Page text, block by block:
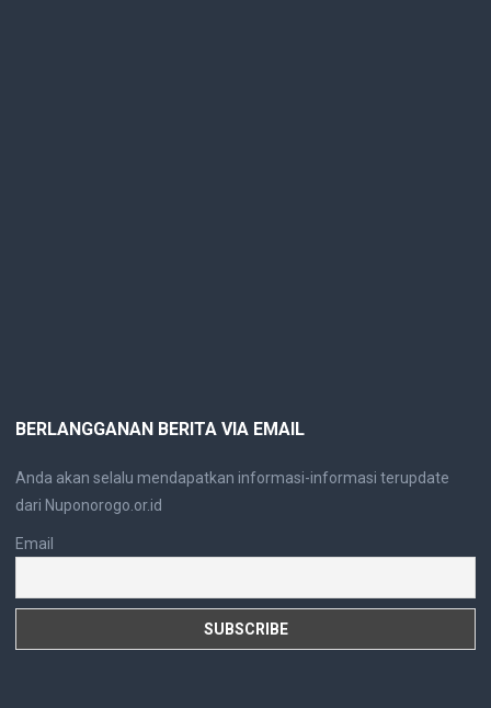
BERLANGGANAN BERITA VIA EMAIL
Anda akan selalu mendapatkan informasi-informasi terupdate
dari Nuponorogo.or.id
Email